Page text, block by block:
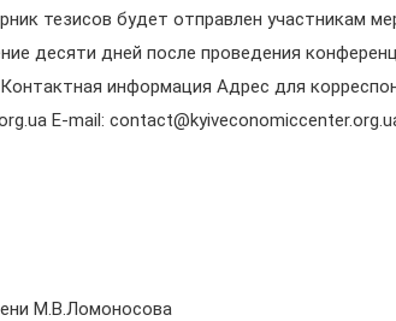
тезисов будет отправлен участникам
десяти дней после проведения
информация Адрес для
E-mail:
М.В.Ломоносова